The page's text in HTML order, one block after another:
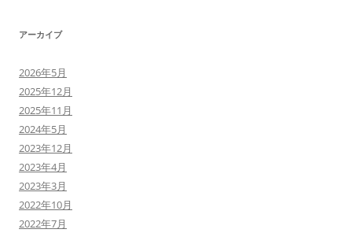
アーカイブ
2026年5月
2025年12月
2025年11月
2024年5月
2023年12月
2023年4月
2023年3月
2022年10月
2022年7月